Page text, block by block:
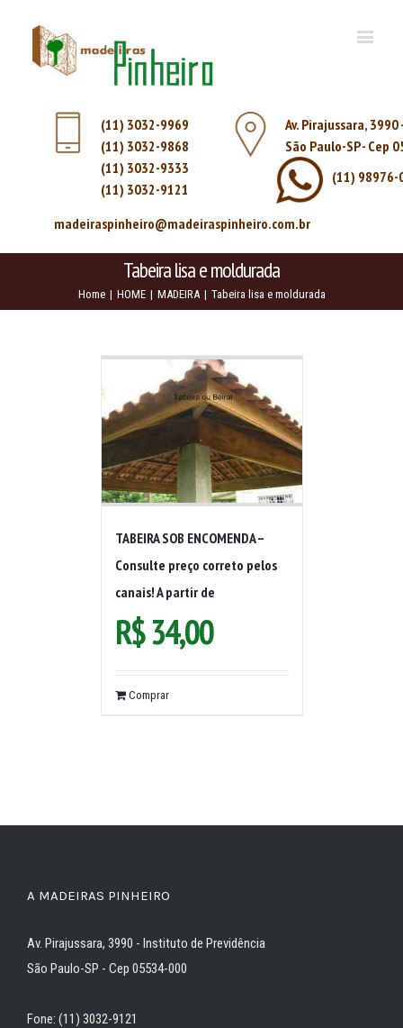
(11) 3032-9969
(11) 3032-9868
(11) 3032-9333
(11) 3032-9121
Av. Pirajussara,
São Paulo-SP - Cep
(11) 98976-
madeiraspinheiro@madeiraspinheiro.com.br
Tabeira lisa e moldurada
Home | HOME | MADEIRA | Tabeira lisa e moldurada
TABEIRA SOB ENCOMENDA –
Consulte preço correto pelos
canais! A partir de
R$34,00
Comprar
A MADEIRAS PINHEIRO
Av. Pirajussara, 3990 - Instituto de Previdência
São Paulo-SP - Cep 05534-000
Fone: (11) 3032-9121